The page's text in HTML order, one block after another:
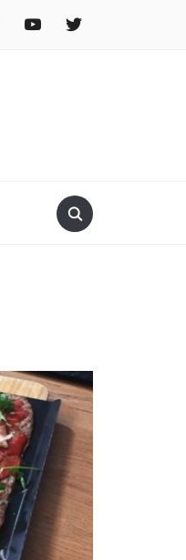
youtube twitter